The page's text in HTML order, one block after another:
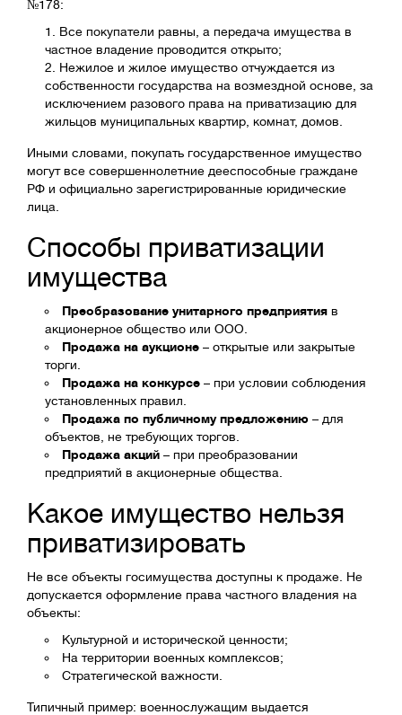
№178:
Все покупатели равны, а передача имущества в
частное владение проводится открыто;
Нежилое и жилое имущество отчуждается из
собственности государства на возмездной основе, за
исключением разового права на приватизацию для
жильцов муниципальных квартир, комнат, домов.
Иными словами, покупать государственное имущество
могут все совершеннолетние дееспособные граждане
РФ и официально зарегистрированные юридические
лица.
Способы приватизации
имущества
Преобразование унитарного предприятия в
акционерное общество или ОOO.
Продажа на аукционе – открытые или закрытые
торги.
Продажа на конкурсе – при условии соблюдения
установленных правил.
Продажа по публичному предложению – для
объектов, не требующих торгов.
Продажа акций – при преобразовании
предприятий в акционерные общества.
Какое имущество нельзя
приватизировать
Не все объекты госимущества доступны к продаже. Не
допускается оформление права частного владения на
объекты:
Культурной и исторической ценности;
На территории военных комплексов;
Стратегической важности.
Типичный пример: военнослужащим выдается